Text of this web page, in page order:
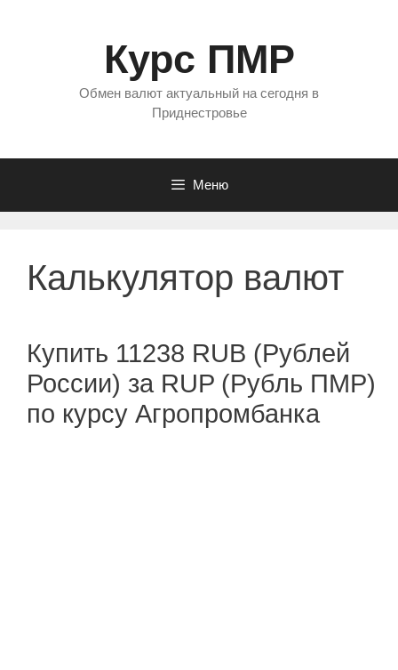
Курс ПМР
Обмен валют актуальный на сегодня в
Приднестровье
Меню
Калькулятор валют
Купить 11238 RUB (Рублей
России) за RUP (Рубль ПМР)
по курсу Агропромбанка